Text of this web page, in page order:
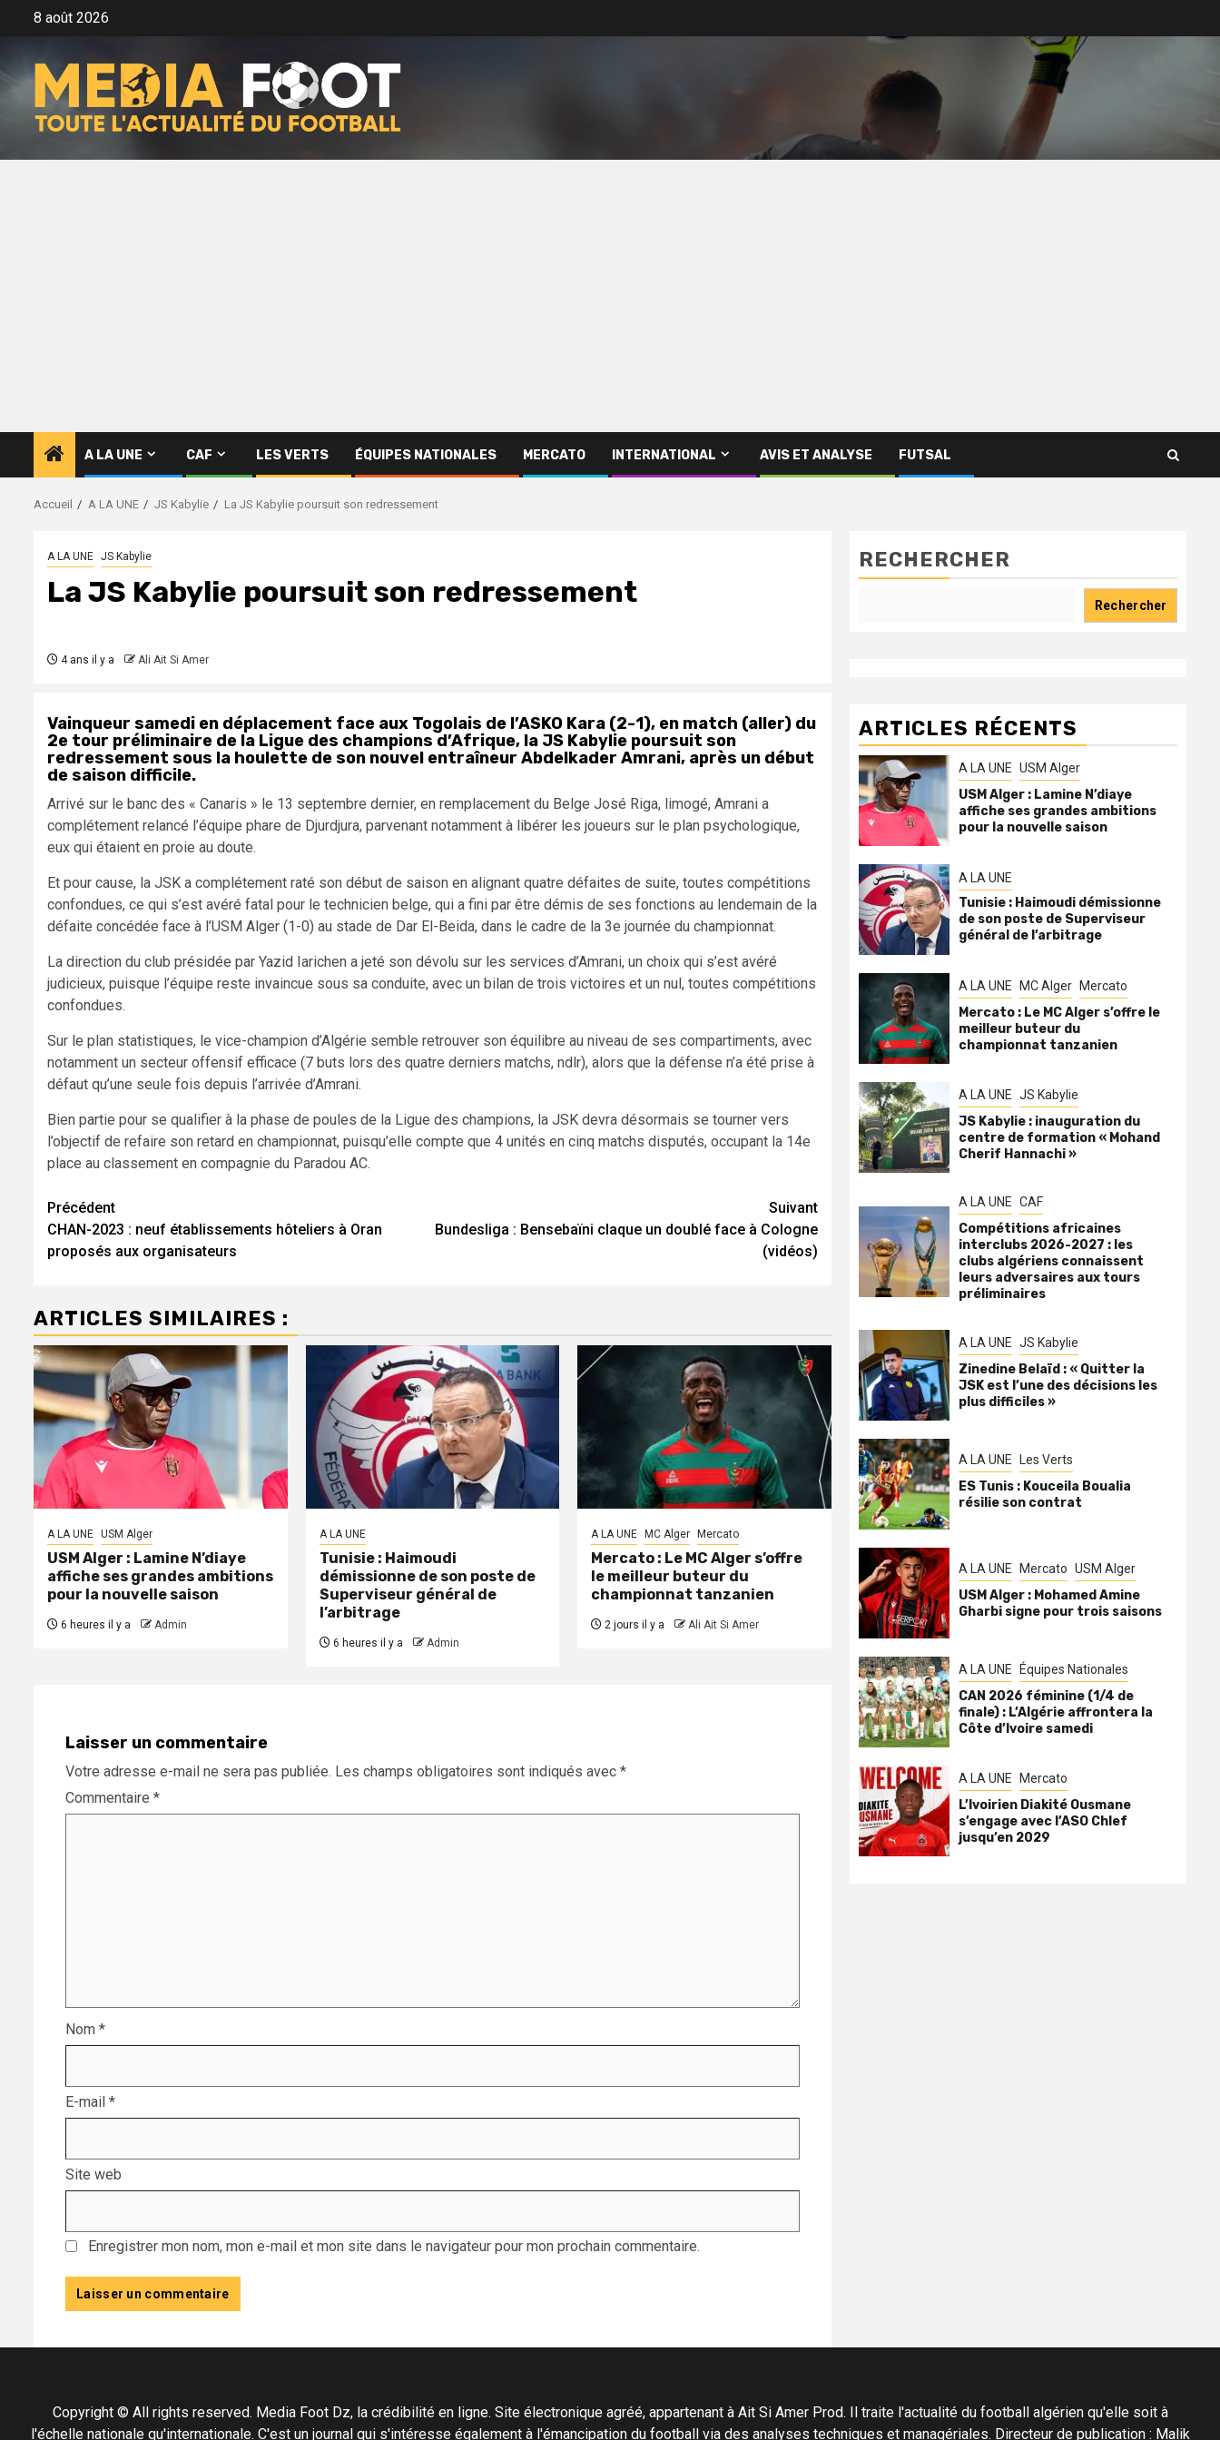
8 août 2026
A LA UNE CAF LES VERTS ÉQUIPES NATIONALES MERCATO INTERNATIONAL AVIS ET ANALYSE FUTSAL
Accueil A LA UNE JS Kabylie La JS Kabylie poursuit son redressement
A LA UNE JS Kabylie
La JS Kabylie poursuit son redressement
4 ans il y a Ali Ait Si Amer
Vainqueur samedi en déplacement face aux Togolais de l’ASKO Kara (2-1), en match (aller) du
2e tour préliminaire de la Ligue des champions d’Afrique, la JS Kabylie poursuit son
redressement sous la houlette de son nouvel entraîneur Abdelkader Amrani, après un début
de saison difficile.
Arrivé sur le banc des « Canaris » le 13 septembre dernier, en remplacement du Belge José Riga, limogé, Amrani a
complétement relancé l’équipe phare de Djurdjura, parvenant notamment à libérer les joueurs sur le plan psychologique,
eux qui étaient en proie au doute.
Et pour cause, la JSK a complétement raté son début de saison en alignant quatre défaites de suite, toutes compétitions
confondues, ce qui s’est avéré fatal pour le technicien belge, qui a fini par être démis de ses fonctions au lendemain de la
défaite concédée face à l’USM Alger (1-0) au stade de Dar El-Beida, dans le cadre de la 3e journée du championnat.
La direction du club présidée par Yazid Iarichen a jeté son dévolu sur les services d’Amrani, un choix qui s’est avéré
judicieux, puisque l’équipe reste invaincue sous sa conduite, avec un bilan de trois victoires et un nul, toutes compétitions
confondues.
Sur le plan statistiques, le vice-champion d’Algérie semble retrouver son équilibre au niveau de ses compartiments, avec
notamment un secteur offensif efficace (7 buts lors des quatre derniers matchs, ndlr), alors que la défense n’a été prise à
défaut qu’une seule fois depuis l’arrivée d’Amrani.
Bien partie pour se qualifier à la phase de poules de la Ligue des champions, la JSK devra désormais se tourner vers
l’objectif de refaire son retard en championnat, puisqu’elle compte que 4 unités en cinq matchs disputés, occupant la 14e
place au classement en compagnie du Paradou AC.
Navigation
d’article
Précédent
CHAN-2023 : neuf établissements hôteliers à Oran
proposés aux organisateurs
Suivant
Bundesliga : Bensebaïni claque un doublé face à Cologne
(vidéos)
ARTICLES SIMILAIRES :
A LA UNE USM Alger
USM Alger : Lamine N’diaye
affiche ses grandes ambitions
pour la nouvelle saison
6 heures il y a Admin
A LA UNE
Tunisie : Haimoudi
démissionne de son poste de
Superviseur général de
l’arbitrage
6 heures il y a Admin
A LA UNE MC Alger Mercato
Mercato : Le MC Alger s’offre
le meilleur buteur du
championnat tanzanien
2 jours il y a Ali Ait Si Amer
Laisser un commentaire
Votre adresse e-mail ne sera pas publiée. Les champs obligatoires sont indiqués avec *
Commentaire *
Nom *
E-mail *
Site web
Enregistrer mon nom, mon e-mail et mon site dans le navigateur pour mon prochain commentaire.
RECHERCHER
Rechercher
ARTICLES RÉCENTS
A LA UNE USM Alger
USM Alger : Lamine N’diaye
affiche ses grandes ambitions
pour la nouvelle saison
A LA UNE
Tunisie : Haimoudi démissionne
de son poste de Superviseur
général de l’arbitrage
A LA UNE MC Alger Mercato
Mercato : Le MC Alger s’offre le
meilleur buteur du
championnat tanzanien
A LA UNE JS Kabylie
JS Kabylie : inauguration du
centre de formation « Mohand
Cherif Hannachi »
A LA UNE CAF
Compétitions africaines
interclubs 2026-2027 : les
clubs algériens connaissent
leurs adversaires aux tours
préliminaires
A LA UNE JS Kabylie
Zinedine Belaïd : « Quitter la
JSK est l’une des décisions les
plus difficiles »
A LA UNE Les Verts
ES Tunis : Kouceila Boualia
résilie son contrat
A LA UNE Mercato USM Alger
USM Alger : Mohamed Amine
Gharbi signe pour trois saisons
A LA UNE Équipes Nationales
CAN 2026 féminine (1/4 de
finale) : L’Algérie affrontera la
Côte d’Ivoire samedi
A LA UNE Mercato
L’Ivoirien Diakité Ousmane
s’engage avec l’ASO Chlef
jusqu’en 2029
Copyright © All rights reserved. Media Foot Dz, la crédibilité en ligne. Site électronique agréé, appartenant à Ait Si Amer Prod. Il traite l'actualité du football algérien qu'elle soit à
l'échelle nationale qu'internationale. C'est un journal qui s'intéresse également à l'émancipation du football via des analyses techniques et managériales. Directeur de publication : Malik